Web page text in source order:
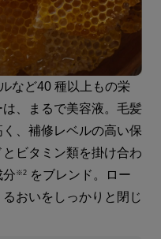
など40 種以上もの栄
、まるで美容液。毛髪
、補修レベルの高い保
ビタミン類を掛け合わ
分 ※2をブレンド。ロー
おいをしっかりと閉じ